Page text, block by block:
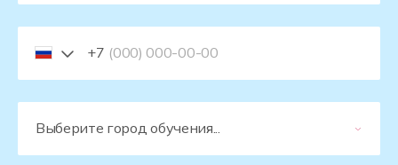
+7